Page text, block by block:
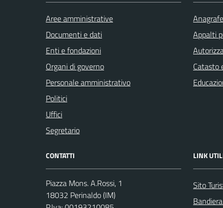
Aree amministrative
Documenti e dati
Enti e fondazioni
Organi di governo
Personale amministrativo
Politici
Uffici
Segretario
Appalti
Catasto
CONTATTI
Piazza Mons. A.Rossi, 1
18032 Perinaldo (IM)
LINK
Sito